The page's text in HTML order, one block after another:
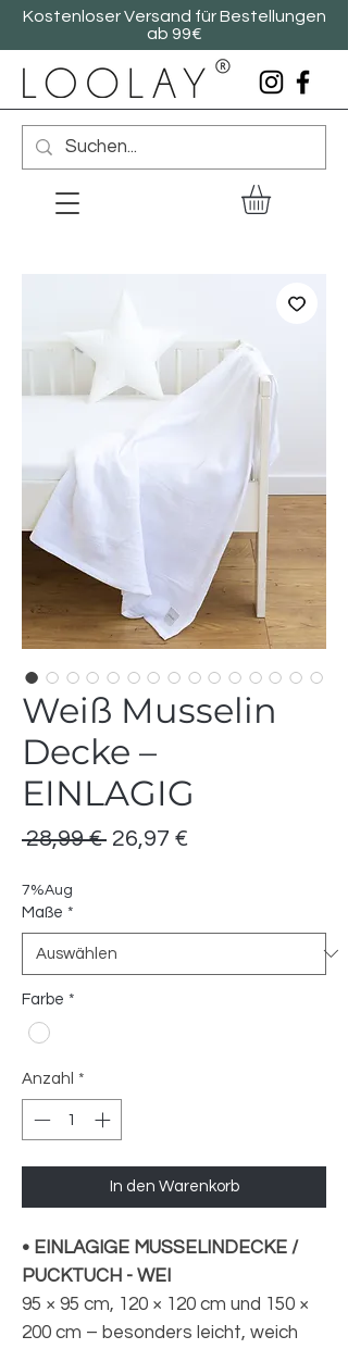
Kostenloser Versand für Bestellungen
ab 99€
Weiß Musselin
Decke –
EINLAGIG
28,99 € Standardpreis
26,97 €
7%Aug
Maße *
Farbe *
Anzahl *
In den Warenkorb
• EINLAGIGE MUSSELINDECKE /
PUCKTUCH - WEI
95 × 95 cm, 120 × 120 cm und 150 ×
200 cm – besonders leicht, weich